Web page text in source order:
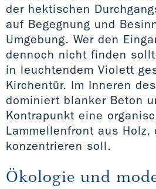
der hektischen
auf Begegnung und
Umgebung. Wer den
dennoch nicht finden
in leuchtendem Violett
Kirchentür. Im Inneren
dominiert blanker Beton
Kontrapunkt eine
Lammellenfront aus
konzentrieren soll.
Ökologie und